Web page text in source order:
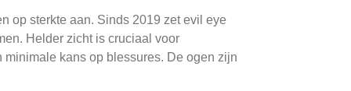
op sterkte aan. Sinds 2019 zet evil eye
Helder zicht is cruciaal voor
kans op blessures. De ogen zijn